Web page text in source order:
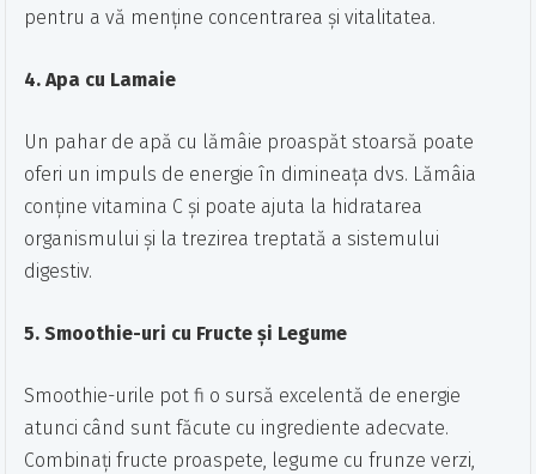
pentru a vă menține concentrarea și vitalitatea.
4. Apa cu Lamaie
Un pahar de apă cu lămâie proaspăt stoarsă poate
oferi un impuls de energie în dimineața dvs. Lămâia
conține vitamina C și poate ajuta la hidratarea
organismului și la trezirea treptată a sistemului
digestiv.
5. Smoothie-uri cu Fructe și Legume
Smoothie-urile pot fi o sursă excelentă de energie
atunci când sunt făcute cu ingrediente adecvate.
Combinați fructe proaspete, legume cu frunze verzi,